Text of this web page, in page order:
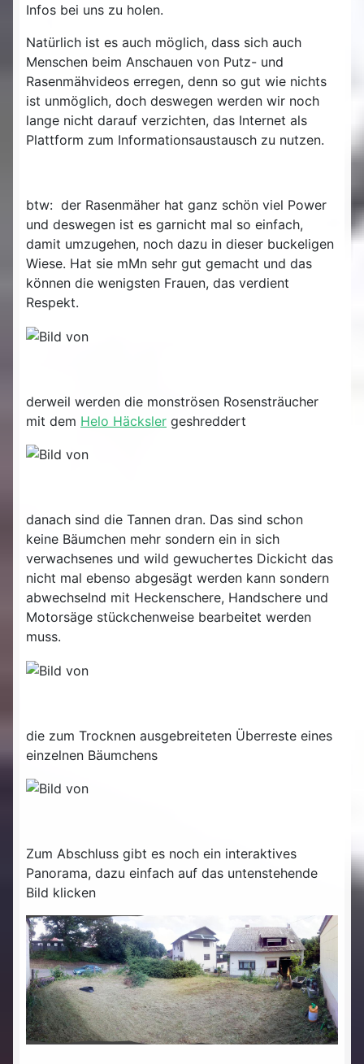
Infos bei uns zu holen.
Natürlich ist es auch möglich, dass sich auch
Menschen beim Anschauen von Putz- und
Rasenmähvideos erregen, denn so gut wie nichts
ist unmöglich, doch deswegen werden wir noch
lange nicht darauf verzichten, das Internet als
Plattform zum Informationsaustausch zu nutzen.
btw: der Rasenmäher hat ganz schön viel Power
und deswegen ist es garnicht mal so einfach,
damit umzugehen, noch dazu in dieser buckeligen
Wiese. Hat sie mMn sehr gut gemacht und das
können die wenigsten Frauen, das verdient
Respekt.
derweil werden die monströsen Rosensträucher
mit dem Helo Häcksler geshreddert
danach sind die Tannen dran. Das sind schon
keine Bäumchen mehr sondern ein in sich
verwachsenes und wild gewuchertes Dickicht das
nicht mal ebenso abgesägt werden kann sondern
abwechselnd mit Heckenschere, Handschere und
Motorsäge stückchenweise bearbeitet werden
muss.
die zum Trocknen ausgebreiteten Überreste eines
einzelnen Bäumchens
Zum Abschluss gibt es noch ein interaktives
Panorama, dazu einfach auf das untenstehende
Bild klicken